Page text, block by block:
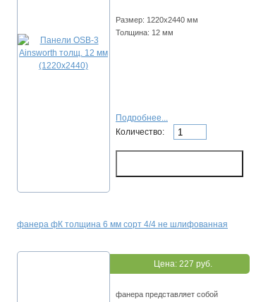
Размер: 1220х2440 мм
Толщина: 12 мм
Подробнее...
Количество:
фанера фК толщина 6 мм сорт 4/4 не шлифованная
Цена: 227 руб.
фанера представляет собой